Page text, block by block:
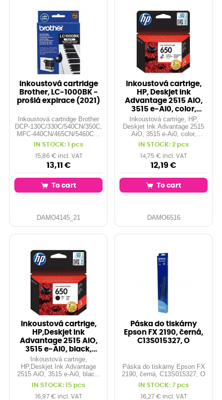
Inkoustová cartridge
Brother, LC-1000BK -
prošlá expirace (2021)
Inkoustová cartridge Brother
DCP-130C/330C/540CN/350C,
MFC-440CN/465CN/5460CN,
LC-1000BK, black, 500s, O
IN STOCK: 1 pcs
15,86 € incl. VAT
13,11 €
To cart
DAMO4145_21
Inkoustová cartrige,
HP, Deskjet Ink
Advantage 2515 AiO,
3515 e-Ai0, color,
CZ102AE#BHK, N
Inkoustová cartrige, HP,
Deskjet Ink Advantage 2515
AiO, 3515 e-Ai0, color,
CZ102AE#BHK, No.650,
200str.
IN STOCK: 2 pcs
14,75 € incl. VAT
12,19 €
To cart
DAMO6516
Inkoustová cartrige,
HP,Deskjet Ink
Advantage 2515 AiO,
3515 e-Ai0, black,
CZ101AE#BHK, No
Inkoustová cartrige,
HP,Deskjet Ink Advantage
2515 AiO, 3515 e-Ai0, black,
CZ101AE#BHK, No.650, 360
str.
IN STOCK: 15 pcs
16,97 € incl. VAT
Páska do tiskárny
Epson FX 2190, černá,
C13S015327, O
Páska do tiskárny Epson FX
2190, černá, C13S015327, O
IN STOCK: 7 pcs
16,27 € incl. VAT